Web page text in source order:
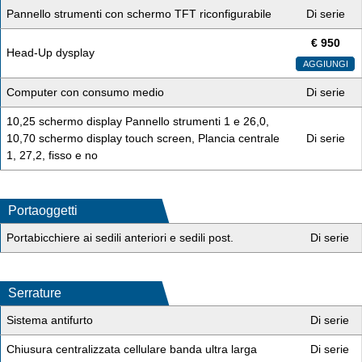
Pannello strumenti con schermo TFT riconfigurabile Di serie
Head-Up dysplay
€ 950
AGGIUNGI
Computer con consumo medio Di serie
10,25 schermo display Pannello strumenti 1 e 26,0,
10,70 schermo display touch screen, Plancia centrale
1, 27,2, fisso e no
Di serie
Portaoggetti
Portabicchiere ai sedili anteriori e sedili post. Di serie
Serrature
Sistema antifurto Di serie
Chiusura centralizzata cellulare banda ultra larga Di serie